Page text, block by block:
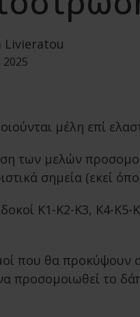
Livieratou
2025
μέλη επί
των μελών
σημεία (εκεί
Κ1-Κ2-Κ3, Κ4-
που θα προκύψουν
προσομοιωθεί το